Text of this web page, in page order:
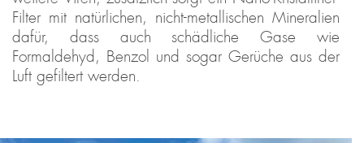
Filter mit natürlichen, nicht-metallischen Mineralien
dafür, dass auch schädliche Gase wie
Formaldehyd, Benzol und sogar Gerüche aus der
Luft gefiltert werden.